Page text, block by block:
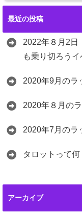
最近の投稿
2022年８月2
も乗り切ろうイ
2020年9月のラ
2020年８月の
2020年7月のラ
タロットって
アーカイブ